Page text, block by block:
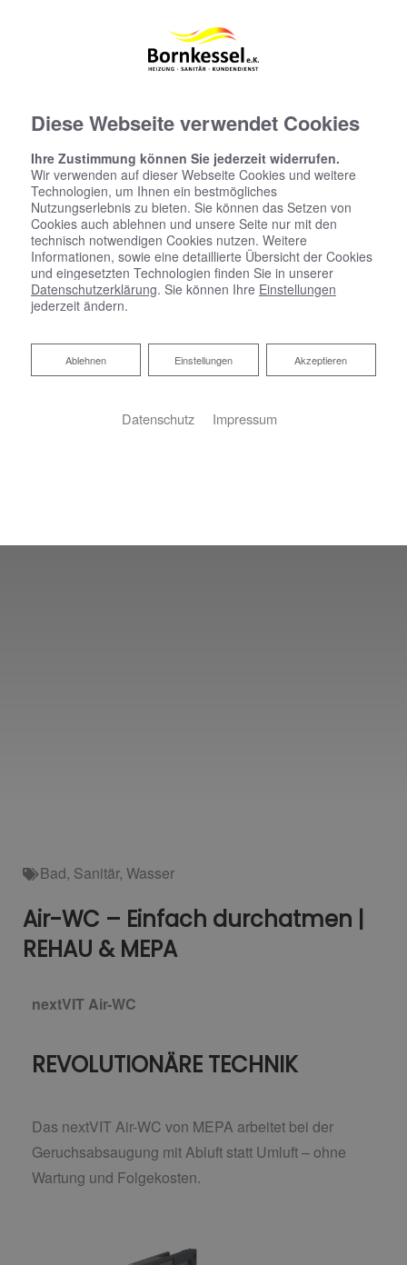
Bad, Sanitär, Wasser
Air-WC – Einfach durchatmen |
REHAU & MEPA
nextVIT Air-WC
REVOLUTIONÄRE TECHNIK
Das nextVIT Air-WC von MEPA arbeitet bei der
Geruchsabsaugung mit Abluft statt Umluft –ohne
Wartung und Folgekosten.
Diese Webseite verwendet Cookies
Ihre Zustimmung können Sie jederzeit widerrufen.
Wir verwenden auf dieser Webseite Cookies und weitere
Technologien, um Ihnen ein bestmögliches
Nutzungserlebnis zu bieten. Sie können das Setzen von
Cookies auch ablehnen und unsere Seite nur mit den
technisch notwendigen Cookies nutzen. Weitere
Informationen, sowie eine detaillierte Übersicht der Cookies
und eingesetzten Technologien finden Sie in unserer
Datenschutzerklärung. Sie können Ihre Einstellungen
jederzeit ändern.
Akzeptieren
Einstellungen
Ablehnen
Ablehnen
Datenschutz Impressum